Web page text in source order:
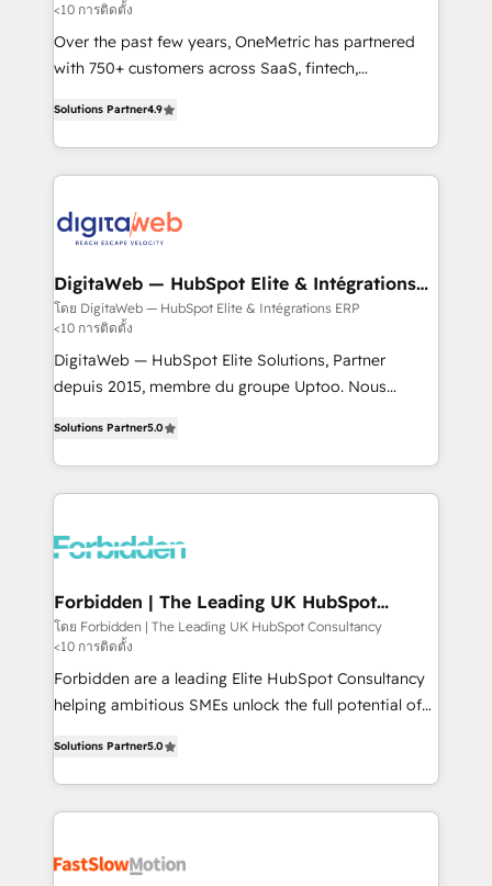
HubSpot environments that teams use with
confidence and that leadership can rely on for
scalable revenue insights.
<10 การติดตั้ง
Over the past few years, OneMetric has partnered
with 750+ customers across SaaS, fintech,
150+ HubSpot-certified experts, we deliver scalable
solutions to complex GTM and RevOps challenges.
Our Expertise 🔹 Onboarding & Implementation:
tailored to your GTM motion. 🔹 Migrations: Move
downtime. 🔹 RevOps Strategy: Align teams,
processes, and data to drive revenue efficiency. 🔹
Integrations: Connect HubSpot with your tech stack
for better adoption. 🔹 Custom Solutions: Build
tailored apps, workflows, and configurations. We are
our commitment to data security and compliance. At
OneMetric, we help revenue teams focus on the
OneMetric that matters most: revenue.
Solutions Partner4.9
DigitaWeb — HubSpot Elite & Intégrations
ERP
โดย DigitaWeb — HubSpot Elite & Intégrations ERP
<10 การติดตั้ง
DigitaWeb — HubSpot Elite Solutions, Partner
depuis 2015, membre du groupe Uptoo. Nous
Ventes et Service sur HubSpot grâce à la Revenue
Architecture : alignement des équipes, pipeline
prévisible, croissance mesurable. 🔌 Intégrations
Dynamics..), VOIP (Aircall, Ringover, Modjo), Shopify,
Extensions (React), Serverless Node.js, Custom
Objects, thèmes HubL, agents IA & Breeze AI. 🎯
Secteurs : Industrie, Distribution B2B, SaaS, Services
B2B, Immobilier, Viticulture, Finance. 🚀 Nos livrables
: migration sécurisée, implémentation Marketing +
HubSpot temps réel, formation équipes. 🏆 +350
projets livrés. Accrédités HubSpot CRM
Implementation, Data Migration & Custom
digitaweb.com
Solutions Partner5.0
Forbidden | The Leading UK HubSpot
Consultancy
โดย Forbidden | The Leading UK HubSpot Consultancy
<10 การติดตั้ง
Forbidden are a leading Elite HubSpot Consultancy
helping ambitious SMEs unlock the full potential of
but never see the ROI they expected due to poor
adoption, messy data, and disconnected teams
getting in the way. That’s where we come in. We
design, implement, and optimise HubSpot so it
Solutions Partner5.0